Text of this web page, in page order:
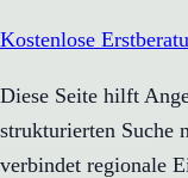
Kostenlose
Diese Seite hilft
strukturierten Suche
verbindet regionale